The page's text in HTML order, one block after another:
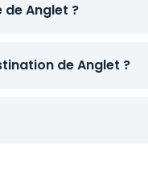
Anglet ?
de Anglet ?